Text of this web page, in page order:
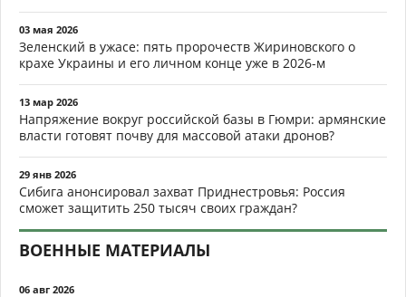
03 мая 2026
Зеленский в ужасе: пять пророчеств Жириновского о
крахе Украины и его личном конце уже в 2026-м
13 мар 2026
Напряжение вокруг российской базы в Гюмри: армянские
власти готовят почву для массовой атаки дронов?
29 янв 2026
Сибига анонсировал захват Приднестровья: Россия
сможет защитить 250 тысяч своих граждан?
ВОЕННЫЕ МАТЕРИАЛЫ
06 авг 2026